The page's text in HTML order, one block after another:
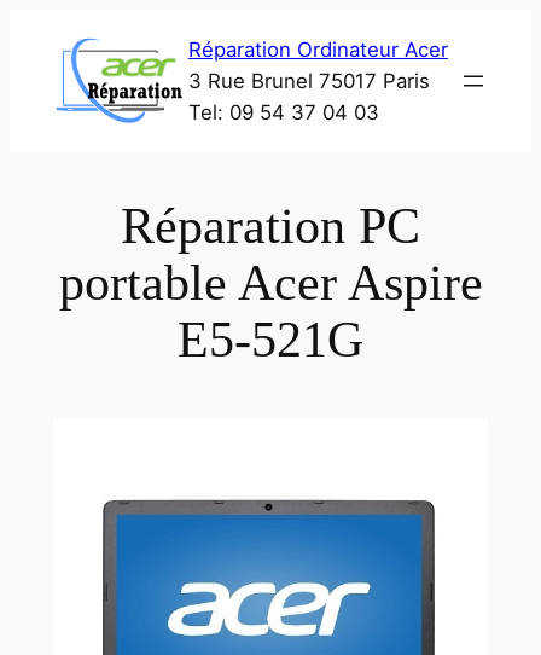
contenu
Réparation Ordinateur Acer
3 Rue Brunel 75017 Paris
Tel: 09 54 37 04 03
Réparation PC
portable Acer Aspire
E5-521G